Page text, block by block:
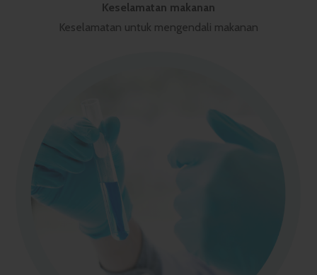
Keselamatan makanan
Keselamatan untuk mengendali makanan